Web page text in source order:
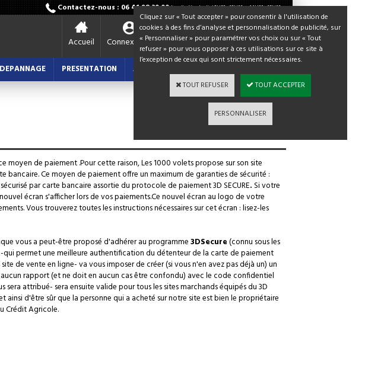
Contactez-nous : 06 41 98 30 00Lundi - Vendredi / 8H30 - 12H00 et 14H00 - 18H00
Accueil Connexion
Votre panier
0,00 €
DEPANNAGE PRESENTATION ACTUALITES : BLOG
moyen de paiement .Pour cette raison, Les 1000 volets propose sur son site
bancaire.Ce moyen de paiement offre un maximum de garanties de sécurité :
par carte bancaire assortie du protocole de paiement 3D SECURE. Si votre
écran s'afficher lors de vos paiements.Ce nouvel écran au logo de votre
Vous trouverez toutes les instructions nécessaires sur cet écran : lisez-les
vous a peut-être proposé d'adhérer au programme3DSecure(connu sous les
qui permet une meilleure authentification du détenteur de la carte de paiement
de vente en ligne- va vous imposer de créer (si vous n'en avez pas déjà un) un
rapport (et ne doit en aucun cas être confondu) avec le code confidentiel
attribué- sera ensuite valide pour tous les sites marchands équipés du 3D
ainsi d'être sûr que la personne qui a acheté sur notre site est bien le propriétaire
Crédit Agricole.
Cliquez sur « Tout accepter » pour consentir à l'utilisation de
cookies à des fins d’analyse et personnalisation de publicité, sur
« Personnaliser » pour paramétrer vos choix ou sur « Tout
refuser » pour vous opposer à ces utilisations sur ce site à
l’exception de ceux qui sont strictement nécessaires.
TOUT REFUSER TOUT ACCEPTER
PERSONNALISER